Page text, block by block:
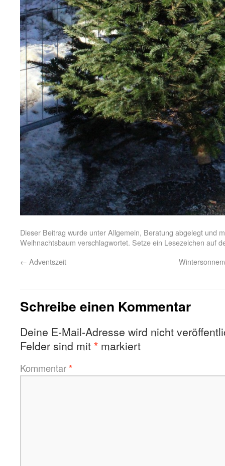
Dieser Beitrag wurde unterAllgemein, Beratung abgelegt und
Weihnachtsbaum verschlagwortet. Setze ein Lesezeichen auf
← Adventszeit
Schreibe einen Kommentar
Deine E-Mail-Adresse wird nicht
Felder sind mit * markiert
Kommentar*